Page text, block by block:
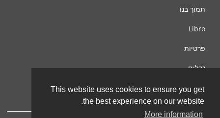
This website uses cookies to ensure you get
the best experience on our website.
More information
תמוך בנו
Libro
פרטיות
נהלים
צור קשר